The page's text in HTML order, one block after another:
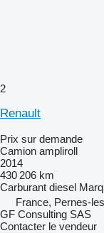
2
Renault
Prix sur demande
Camion ampliroll
2014
430 206 km
Carburant diesel
France, Pernes-
GF Consulting SAS
Contacter le vendeur